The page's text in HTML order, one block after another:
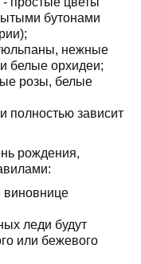
бутонами
нежные
белые орхидеи;
розы, белые
полностью зависит
рождения,
виновнице
леди будут
или бежевого